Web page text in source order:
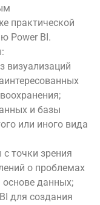
практической
Power BI.
визуализаций
и базы
или иного вида
точки зрения
о проблемах
основе данных;
для создания